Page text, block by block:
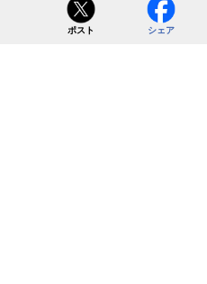
ポスト シェア